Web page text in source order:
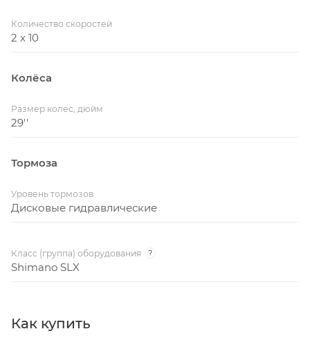
Количество скоростей
2 x 10
Колёса
Размер колес, дюйм
29''
Тормоза
Уровень тормозов
Дисковые гидравлические
Класс (группа) оборудования ?
Shimano SLX
Как купить